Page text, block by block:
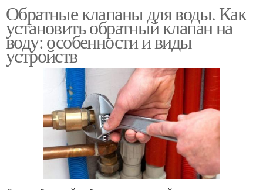
Обратные клапаны для воды. Как
установить обратный клапан на
воду: особенности и виды
устройств